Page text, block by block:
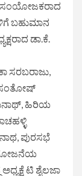
ಸಂಯೋಜಕರಾದ
ಬಹುಮಾನ
ಡಾ.ಕೆ.
ಸರಬರಾಜು,
ಸಂತೋಷ್
ಹಿರಿಯ
ಪುರಸಭೆ
ಯೋಜನೆಯ
ಟಿ ಶೈಲಜಾ